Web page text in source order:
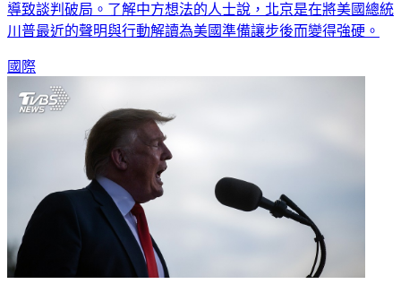
導致談判破局。了解中方想法的人士說，北京是在將美國總統
川普最近的聲明與行動解讀為美國準備讓步後而變得強硬。
國際